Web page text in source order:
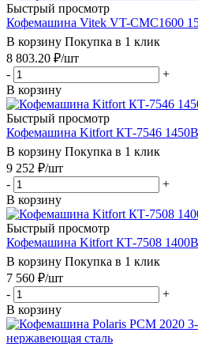
Быстрый просмотр
Кофемашина Vitek VT-CMC1600
В корзину Покупка в 1 клик
8 803.20 ₽/шт
-
+
В корзину
Быстрый просмотр
Кофемашина Kitfort КТ-7546
В корзину Покупка в 1 клик
9 252 ₽/шт
-
+
В корзину
Быстрый просмотр
Кофемашина Kitfort КТ-7508
В корзину Покупка в 1 клик
7 560 ₽/шт
-
+
В корзину